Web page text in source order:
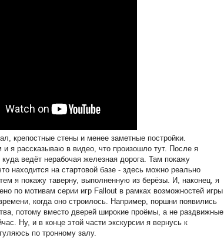
крепостные стены и менее заметные постройки.
я рассказываю в видео, что произошло тут. После я
ведёт нерабочая железная дорога. Там покажу
находится на стартовой базе - здесь можно реально
я покажу таверну, выполненную из берёзы. И, наконец, я
по мотивам серии игр Fallout в рамках возможностей игры
когда оно строилось. Например, поршни появились
потому вместо дверей широкие проёмы, а не раздвижные
Ну, и в конце этой части экскурсии я вернусь к
по тронному залу.